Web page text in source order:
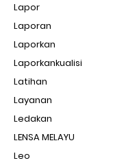
Lapor
Laporan
Laporkan
Laporkankualisi
Latihan
Layanan
Ledakan
LENSA MELAYU
Leo